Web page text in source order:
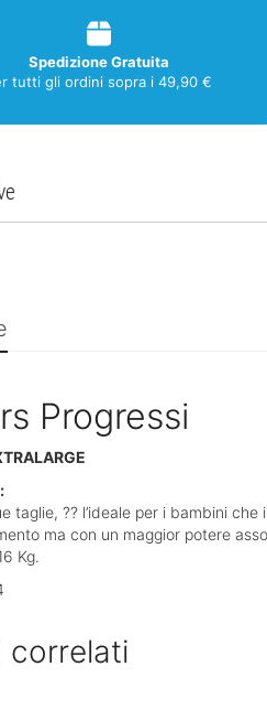
Spedizione Gratuita
tutti gli ordini sopra i 49,90 €
Progressi
taglie, ?? l’ideale per i bambini
ma con un maggior potere
Kg.
correlati